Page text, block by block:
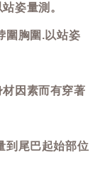
姿量測。
圍胸圍.以站姿
因素而有穿著
到尾巴起始部位